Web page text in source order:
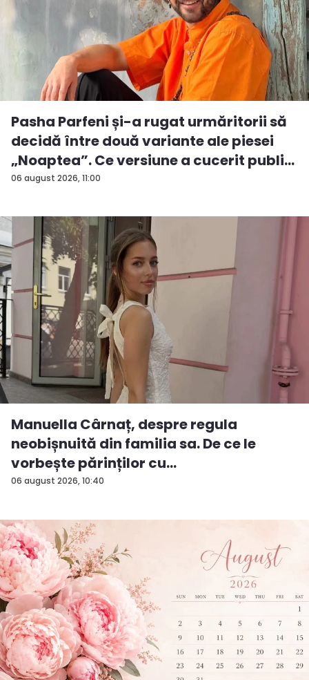
06 august 2026, 11:00
Pasha Parfeni și-a rugat urmăritorii să
decidă între două variante ale piesei
„Noaptea”. Ce versiune a cucerit publi...
06 august 2026, 10:40
Manuella Cârnaț, despre regula
neobișnuită din familia sa. De ce le
vorbește părinților cu
„dumneavoastră...